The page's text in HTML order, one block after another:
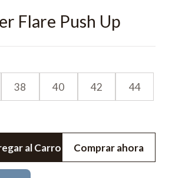
Flare Push Up
38 40 42 44
al Carro Comprar ahora